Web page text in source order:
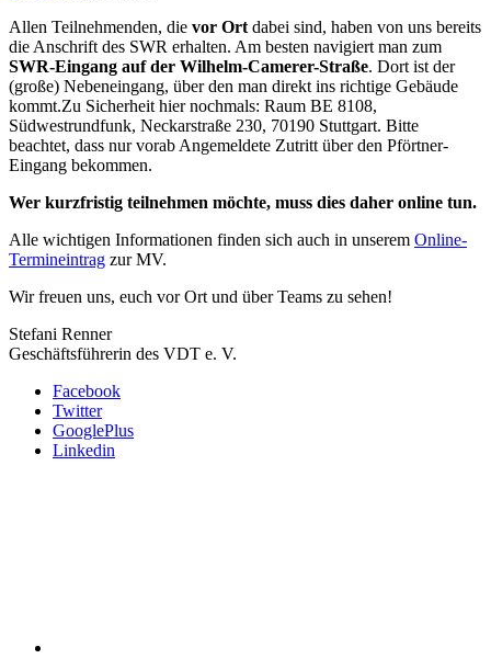
Allen Teilnehmenden, die vor Ort dabei sind, haben von uns bereits
die Anschrift des SWR erhalten. Am besten navigiert man zum
SWR-Eingang auf der Wilhelm-Camerer-Straße. Dort ist der
(große) Nebeneingang, über den man direkt ins richtige Gebäude
kommt.Zu Sicherheit hier nochmals: Raum BE 8108,
Südwestrundfunk, Neckarstraße 230, 70190 Stuttgart. Bitte
beachtet, dass nur vorab Angemeldete Zutritt über den Pförtner-
Eingang bekommen.
Wer kurzfristig teilnehmen möchte, muss dies daher online tun.
Alle wichtigen Informationen finden sich auch in unserem Online-
Termineintrag zur MV.
Wir freuen uns, euch vor Ort und über Teams zu sehen!
Stefani Renner
Geschäftsführerin des VDT e. V.
Facebook
Twitter
GooglePlus
Linkedin